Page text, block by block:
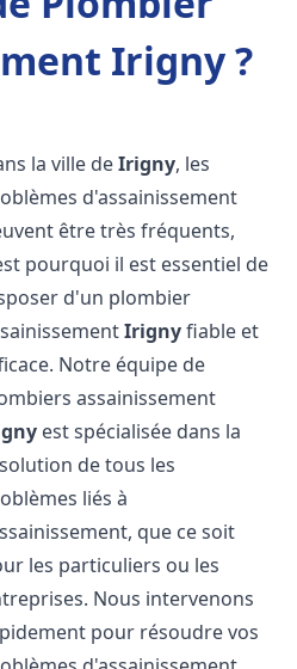
Irigny ?
la ville deIrigny, les
d'assainissement
être très fréquents,
pourquoi il est essentiel de
d'un plombier
Irignyfiable et
Notre équipe de
assainissement
est spécialisée dans la
de tous les
liés à
que ce soit
les particuliers ou les
Nous intervenons
pour résoudre vos